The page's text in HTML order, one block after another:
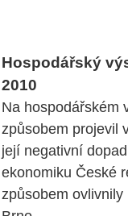
Hospodářský
2010
Na hospodářském
způsobem projevil
její negativní
ekonomiku České
způsobem